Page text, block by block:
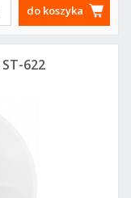
do koszyka
622